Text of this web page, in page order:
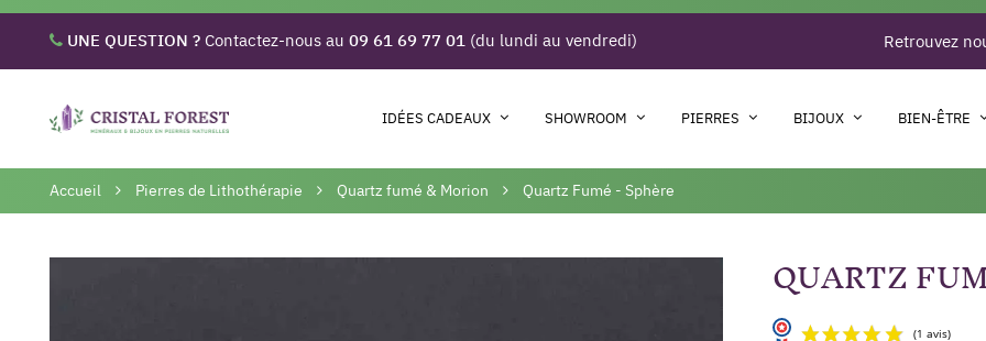
UNE QUESTION ? Contactez-nous au 09 61 69 77 01 (du lundi au vendredi) Retrouvez
IDÉES CADEAUX SHOWROOM PIERRES BIJOUX BIEN-ÊTRE
Accueil Pierres de Lithothérapie Quartz fumé & Morion Quartz Fumé - Sphère
QUARTZ